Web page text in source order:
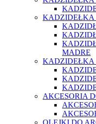
KADZIDEŁKA
MADRE
KADZIDEŁKA
AKCESORIA
OLEJKI DO